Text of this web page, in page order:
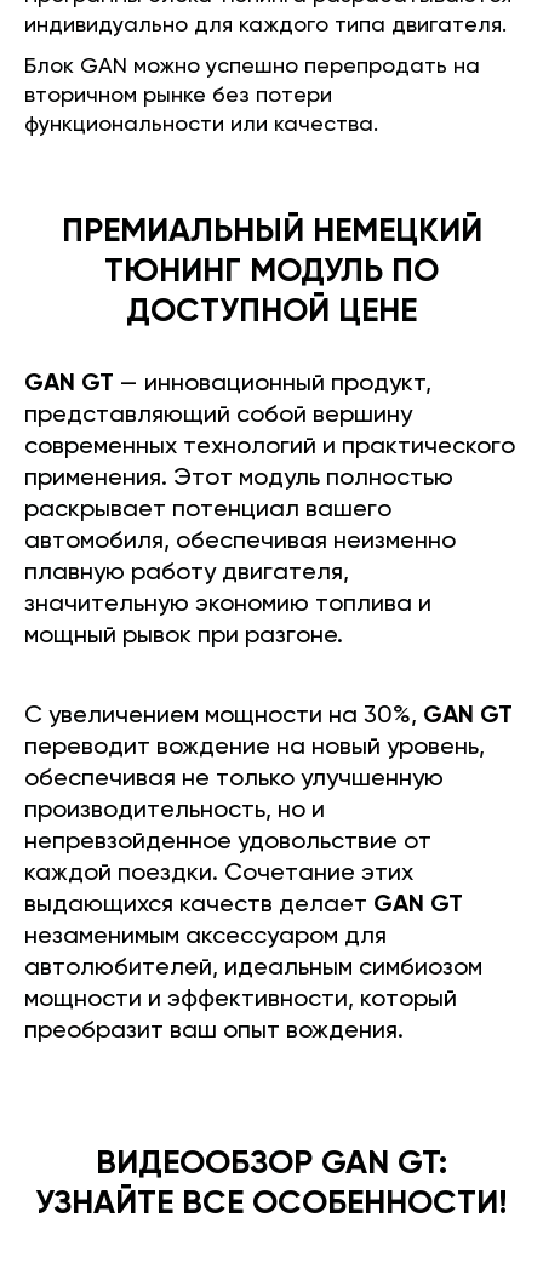
индивидуально для каждого типа двигателя.
Блок GAN можно успешно перепродать на
вторичном рынке без потери
функциональности или качества.
ПРЕМИАЛЬНЫЙ НЕМЕЦКИЙ
ТЮНИНГ МОДУЛЬ ПО
ДОСТУПНОЙ ЦЕНЕ
GAN GT — инновационный продукт,
представляющий собой вершину
современных технологий и практического
применения. Этот модуль полностью
раскрывает потенциал вашего
автомобиля, обеспечивая неизменно
плавную работу двигателя,
значительную экономию топлива и
мощный рывок при разгоне.
С увеличением мощности на 30%, GAN GT
переводит вождение на новый уровень,
обеспечивая не только улучшенную
производительность, но и
непревзойденное удовольствие от
каждой поездки. Сочетание этих
выдающихся качеств делает GAN GT
незаменимым аксессуаром для
автолюбителей, идеальным симбиозом
мощности и эффективности, который
преобразит ваш опыт вождения.
ВИДЕООБЗОР GAN GT:
УЗНАЙТЕ ВСЕ ОСОБЕННОСТИ!